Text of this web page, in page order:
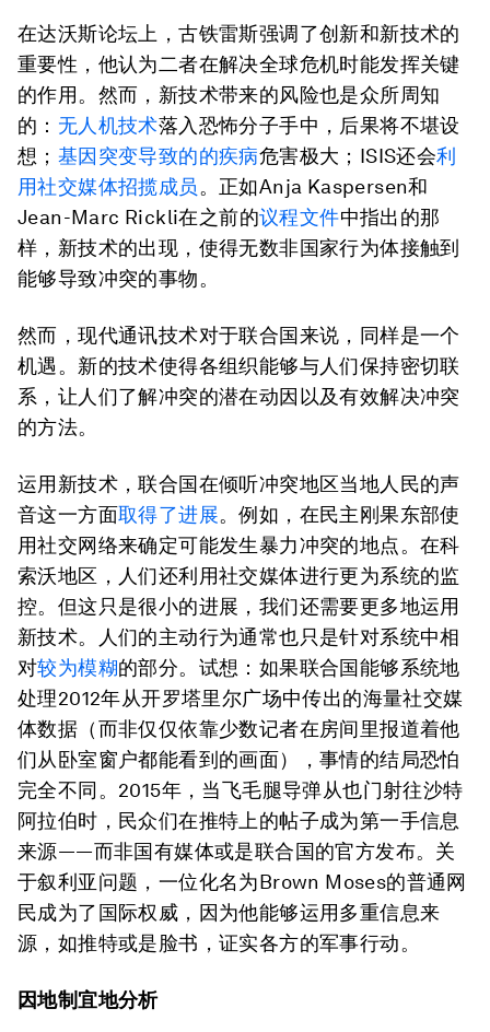
在达沃斯论坛上，古铁雷斯强调了创新和新技术的
重要性，他认为二者在解决全球危机时能发挥关键
的作用。然而，新技术带来的风险也是众所周知
的： 无人机技术落入恐怖分子手中，后果将不堪设
想； 基因突变导致的的疾病危害极大；ISIS还会利
用社交媒体招揽成员 。正如Anja Kaspersen和
Jean-Marc Rickli在之前的议程文件中指出的那
样，新技术的出现，使得无数非国家行为体接触到
能够导致冲突的事物。
然而，现代通讯技术对于联合国来说，同样是一个
机遇。新的技术使得各组织能够与人们保持密切联
系，让人们了解冲突的潜在动因以及有效解决冲突
的方法。
运用新技术，联合国在倾听冲突地区当地人民的声
音这一方面取得了进展。例如，在民主刚果东部使
用社交网络来确定可能发生暴力冲突的地点。在科
索沃地区，人们还利用社交媒体进行更为系统的监
控。但这只是很小的进展，我们还需要更多地运用
新技术。人们的主动行为通常也只是针对系统中相
对较为模糊的部分。试想：如果联合国能够系统地
处理2012年从开罗塔里尔广场中传出的海量社交媒
体数据（而非仅仅依靠少数记者在房间里报道着他
们从卧室窗户都能看到的画面），事情的结局恐怕
完全不同。2015年，当飞毛腿导弹从也门射往沙特
阿拉伯时，民众们在推特上的帖子成为第一手信息
来源——而非国有媒体或是联合国的官方发布。关
于叙利亚问题，一位化名为Brown Moses的普通网
民成为了国际权威，因为他能够运用多重信息来
源，如推特或是脸书，证实各方的军事行动。
因地制宜地分析